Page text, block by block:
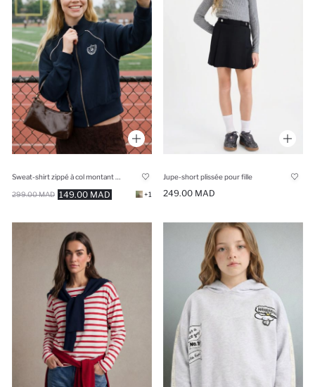
149.00 MAD
299.00 MAD +1
Jupe-short plissée pour fille
249.00 MAD